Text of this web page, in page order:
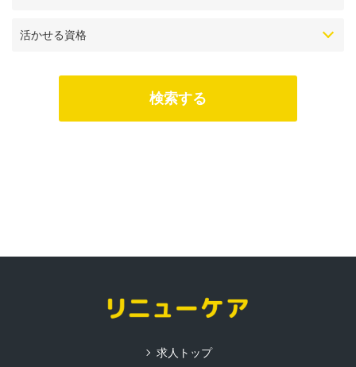
活かせる資格
求人トップ